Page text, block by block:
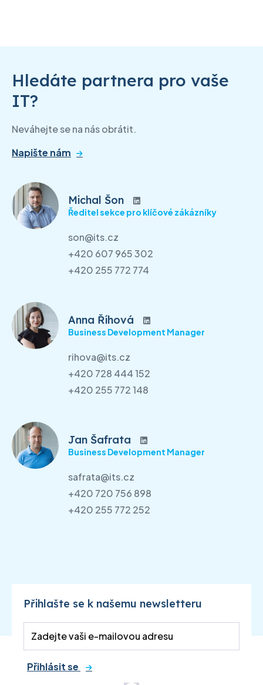
Hledáte partnera pro vaše
IT?
Neváhejte se na nás obrátit.
Napište nám
Michal Šon
Ředitel sekce pro klíčové zákázníky
son@its.cz
+420 607 965 302
+420 255 772 774
Anna Říhová
Business Development Manager
rihova@its.cz
+420 728 444 152
+420 255 772 148
Jan Šafrata
Business Development Manager
safrata@its.cz
+420 720 756 898
+420 255 772 252
Přihlašte se k našemu newsletteru
Přihlásit se